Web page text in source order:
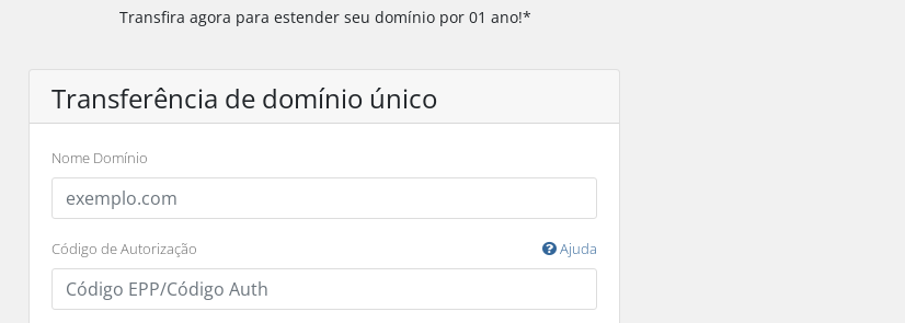
Transfira agora para estender seu domínio por 01 ano!*
Transferência de domínio único
Nome Domínio
Código de Autorização Ajuda